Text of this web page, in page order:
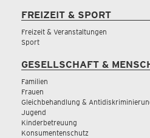
FREIZEIT & SPORT
Freizeit & Veranstaltungen
Sport
GESELLSCHAFT &
Familien
Frauen
Gleichbehandlung &
Jugend
Kinderbetreuung
Konsumentenschutz